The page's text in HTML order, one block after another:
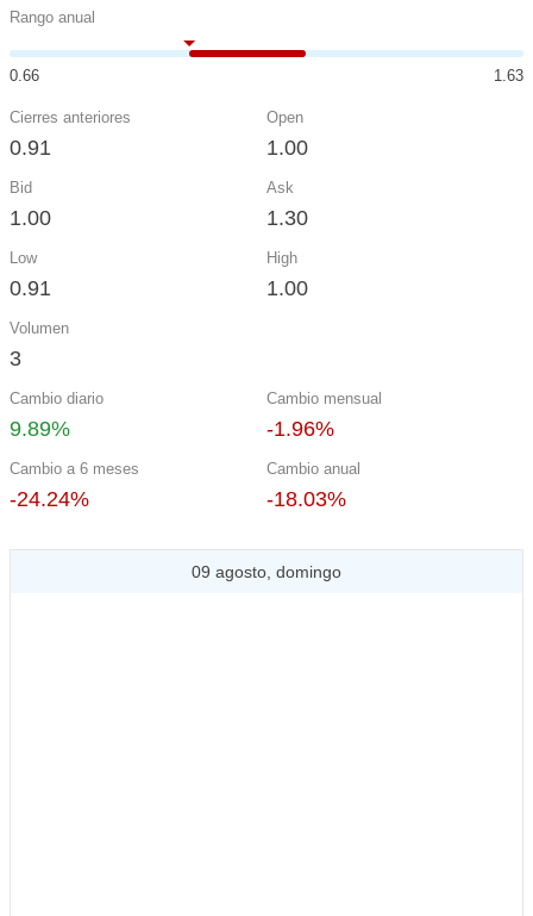
Rango anual
0.66 1.63
Cierres anteriores
0.91
Open
1.00
Bid
1.00
Ask
1.30
Low
0.91
High
1.00
Volumen
3
Cambio diario
9.89%
Cambio mensual
-1.96%
Cambio a 6 meses
-24.24%
Cambio anual
-18.03%
09 agosto, domingo